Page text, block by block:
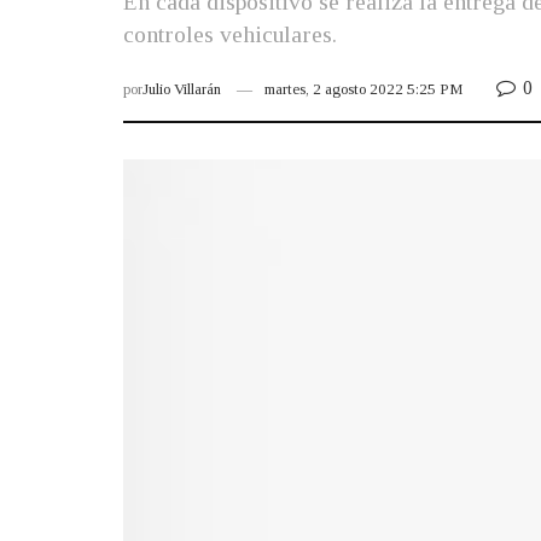
controles vehiculares.
porJulio Villarán martes, 2 agosto 2022 5:25 PM 0